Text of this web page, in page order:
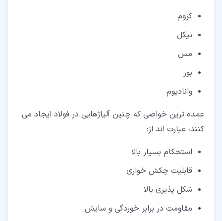
کروم
نیکل
مس
بور
وانادیوم
عمده ترین خواصی که چنین آلیاژهایی در فولاد ایجاد می
کنند، عبارت اند از:
استحکام بسیار بالا
قابلیت چکش خواری
شکل پذیری بالا
مقاومت در برابر خوردگی و سایش